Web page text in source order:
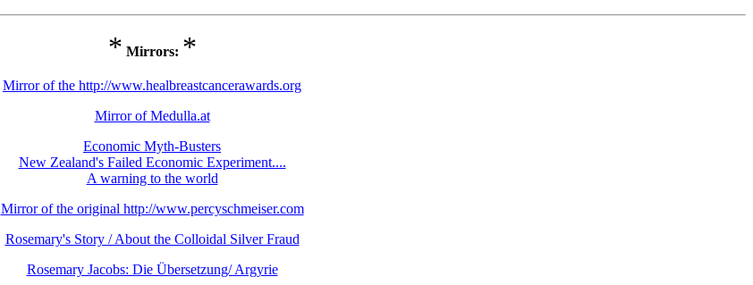
* Mirrors: *
Mirror of the http://www.healbreastcancerawards.org
Mirror of Medulla.at
Economic Myth-Busters
New Zealand's Failed Economic Experiment....
A warning to the world
Mirror of the original http://www.percyschmeiser.com
Rosemary's Story / About the Colloidal Silver Fraud
Rosemary Jacobs: Die Übersetzung/ Argyrie